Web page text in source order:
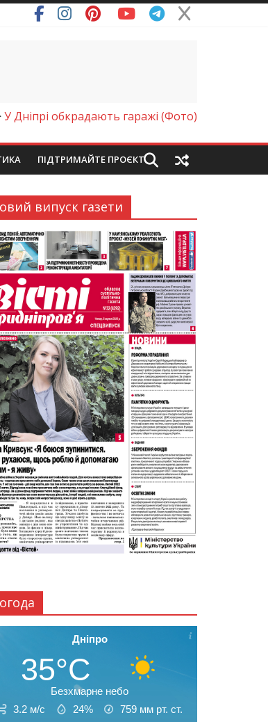
У Дніпрі обкрадають гаражі (Фото)
ПІДТРИМАЙТЕ ПРОЄКТ
випуск газети
Дніпро
35°C
Безхмарне небо
3.2 м/с
24% 759 мм рт. ст.